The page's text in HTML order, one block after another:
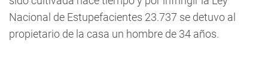
Nacional de Estupefacientes 23.737 se detuvo al
propietario de la casa un hombre de 34 años.